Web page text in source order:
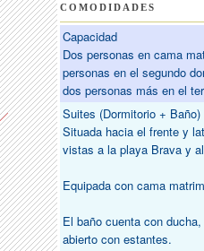
COMODIDADES
Capacidad
Dos personas en cama
personas en el segundo
dos personas más en el
Suites (Dormitorio + Baño)
Situada hacia el frente y
vistas a la playa Brava y
Equipada con cama
El baño cuenta con
abierto con estantes.